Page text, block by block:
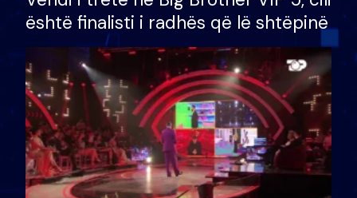
është finalisti i radhës që lë shtëpinë